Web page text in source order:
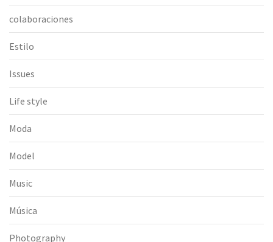
colaboraciones
Estilo
Issues
Life style
Moda
Model
Music
Música
Photography